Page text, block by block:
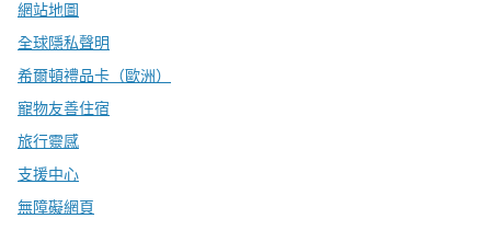
網站地圖
全球隱私聲明
希爾頓禮品卡（歐洲）
寵物友善住宿
旅行靈感
支援中心
無障礙網頁